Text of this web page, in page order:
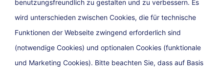
benutzungsfreundlich zu gestalten und zu verbessern. Es
wird unterschieden zwischen Cookies, die für technische
Funktionen der Webseite zwingend erforderlich sind
(notwendige Cookies) und optionalen Cookies (funktionale
und Marketing Cookies). Bitte beachten Sie, dass auf Basis